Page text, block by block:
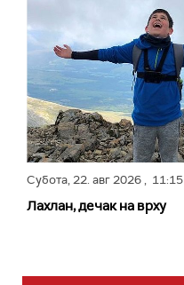
Субота,22. авг 2026, 11:15
Лахлан, дечак на врху